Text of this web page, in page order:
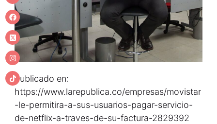
Publicado en:
https://www.larepublica.co/empresas/movistar
-le-permitira-a-sus-usuarios-pagar-servicio-
de-netflix-a-traves-de-su-factura-2829392